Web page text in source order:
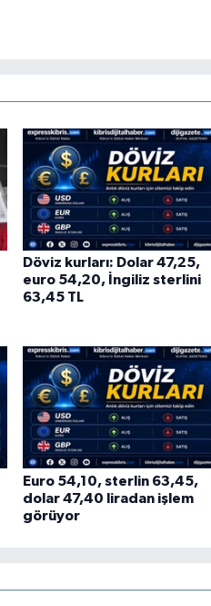
Döviz kurları: Dolar 47,25,
euro 54,20, İngiliz sterlini
63,45 TL
Euro 54,10, sterlin 63,45,
dolar 47,40 liradan işlem
görüyor